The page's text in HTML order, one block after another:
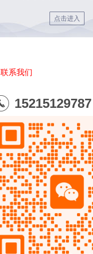
点击进入
联系我们
15215129787